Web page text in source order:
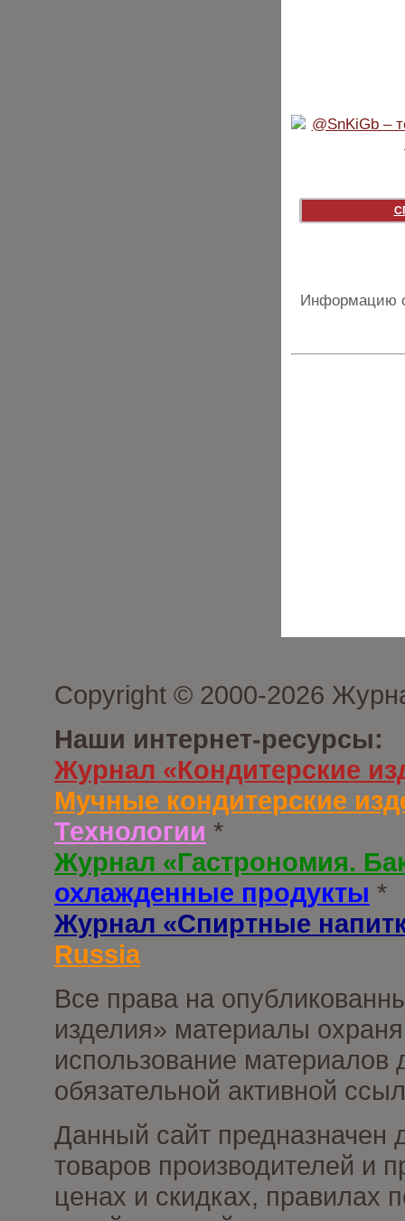
Информацию
Copyright © 2000-2026
Наши интернет-ресурсы:
Журнал «Кондитерские
Мучные кондитерские
Технологии *
Журнал «Гастрономия.
охлажденные продукты *
Журнал «Спиртные
Russia
Все права на
изделия» материалы
использование материалов
обязательной активной
Данный сайт предназначен
товаров производителей и
ценах и скидках, правилах